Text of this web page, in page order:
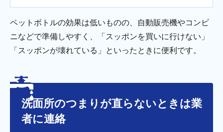
ペットボトルの効果は低いものの、自動販売機やコンビ
ニなどで準備しやすく、「スッポンを買いに行けない」
「スッポンが壊れている」といったときに便利です。
洗面所のつまりが直らないときは業
者に連絡